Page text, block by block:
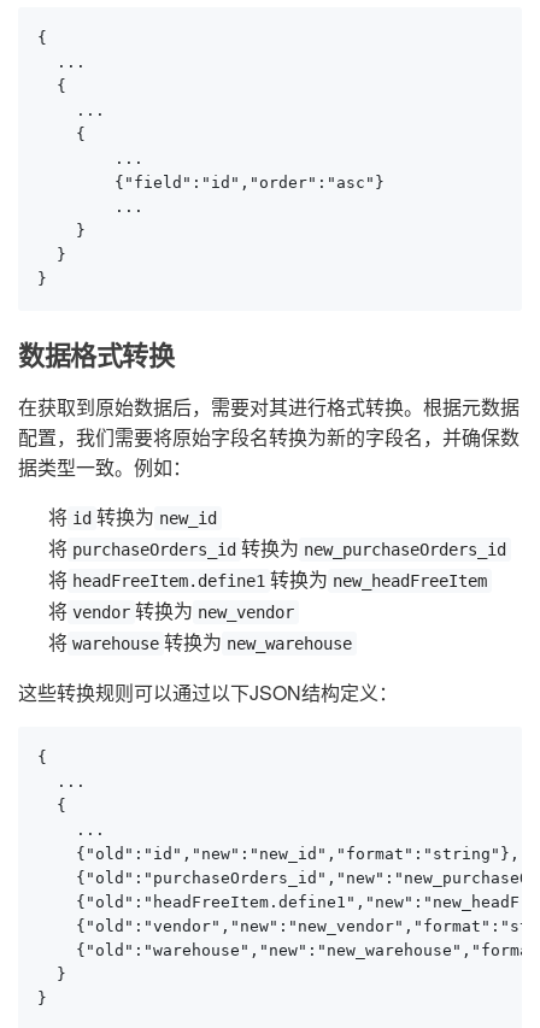
{
  ...
  {
    ...
    {
        ...
        {"field":"id","order":"asc"}
        ...
    }
  }
}
数据格式转换
在获取到原始数据后，需要对其进行格式转换。根据元数据
配置，我们需要将原始字段名转换为新的字段名，并确保数
据类型一致。例如：
将 id 转换为 new_id
将 purchaseOrders_id 转换为 new_purchaseOrders_id
将 headFreeItem.define1 转换为 new_headFreeItem
将 vendor 转换为 new_vendor
将 warehouse 转换为 new_warehouse
这些转换规则可以通过以下JSON结构定义：
{
  ...
  {
    ...
    {"old":"id","new":"new_id","format":"string"},
  }
}